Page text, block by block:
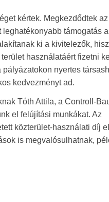
kértek. Megkezdődtek az
támogatás a
ki a kivitelezők,
használatáért fizetni
nyertes
kedvezményt ad.
Tóth Attila, a Controll-
el felújítási munkákat. Az
közterület-használati díj
is megvalósulhatnak,